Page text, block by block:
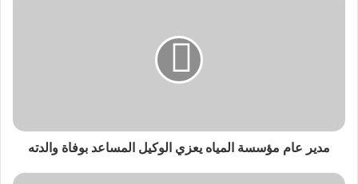
مدير عام مؤسسة المياه يعزي الوكيل المساعد بوفاة والدته